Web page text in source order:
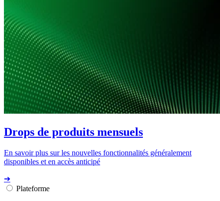
Drops de produits mensuels
En savoir plus sur les nouvelles fonctionnalités généralement
disponibles et en accès anticipé
➔
Plateforme